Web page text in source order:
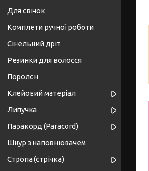
Для свічок
Комплети ручної роботи
Сінельний дріт
Резинки для волосся
Поролон
Клейовий матеріал
Липучка
Паракорд (Paracord)
Шнур з наповнювачем
Стропа (стрічка)